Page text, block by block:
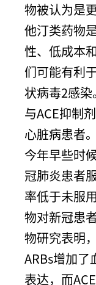
物被认为是
他汀类药物
性、低成本
们可能有利
状病毒2感
与ACE抑制
心脏病患者。
今年早些时
冠肺炎患者
率低于未服
物对新冠患
物研究表明
ARBs增加了
表达，而